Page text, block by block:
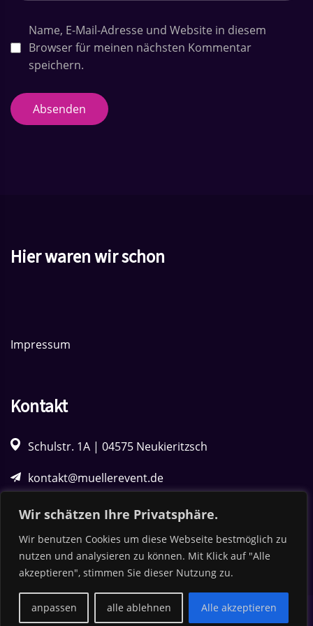
Wir schätzen Ihre Privatsphäre.
Wir benutzen Cookies um diese Webseite bestmöglich zu
nutzen und analysieren zu können. Mit Klick auf "Alle
akzeptieren", stimmen Sie dieser Nutzung zu.
anpassen alle ablehnen Alle akzeptieren
o Name, E-Mail-Adresse und Website in diesem
Browser für meinen nächsten Kommentar
speichern.
Absenden
Hier waren wir schon
Impressum
Kontakt
Schulstr. 1A | 04575 Neukieritzsch
kontakt@muellerevent.de
034342 50563
0170 5861971
Copyright © 2025 MüllerEvent Veranstaltungstechnik